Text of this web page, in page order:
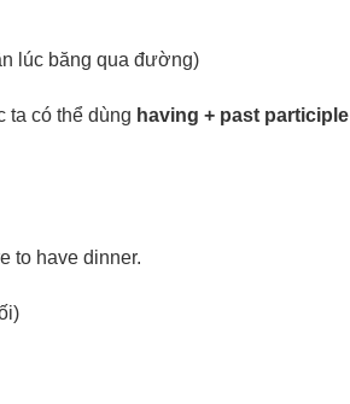
lúc băng qua đường)
ta có thể dùng having + past participle
to have dinner.